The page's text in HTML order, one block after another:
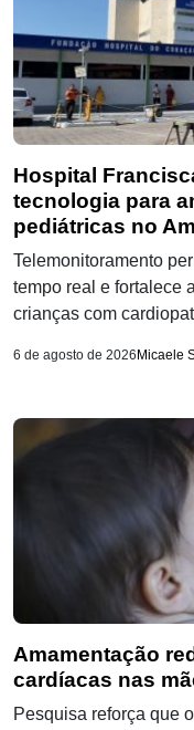
Hospital
tecnologia para
pediátricas no
Telemonitoramento
tempo real e fortalece
crianças com
6 de agosto de 2026 Micaele
Amamentação
cardíacas nas
Pesquisa reforça que